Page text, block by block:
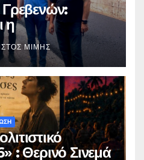
Γρεβενών:
η
της οδού
ΜΊΜΗΣ
: Θερινό Σινεμά